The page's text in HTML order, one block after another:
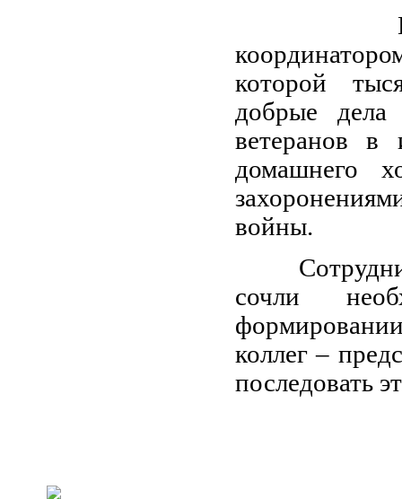
КЦ
которой
добрые
ветеранов в
домашнего
войны.
Сотрудники
сочли
коллег –
последовать